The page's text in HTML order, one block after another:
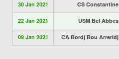
30 Jan 2021 CS Constantine
22 Jan 2021 USM Bel Abbes
09 Jan 2021 CA Bordj Bou Arreridj